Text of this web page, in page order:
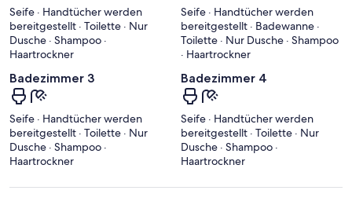
Seife · Handtücher werden
bereitgestellt · Toilette · Nur
Dusche · Shampoo ·
Haartrockner
Seife · Handtücher werden
bereitgestellt · Badewanne ·
Toilette · Nur Dusche · Shampoo
· Haartrockner
Badezimmer 3
Seife · Handtücher werden
bereitgestellt · Toilette · Nur
Dusche · Shampoo ·
Haartrockner
Badezimmer 4
Seife · Handtücher werden
bereitgestellt · Toilette · Nur
Dusche · Shampoo ·
Haartrockner